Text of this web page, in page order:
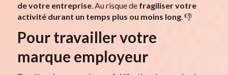
de votre entreprise. Au risque de fragiliser votre
activité durant un temps plus ou moins long. 👎
Pour travailler votre
marque employeur